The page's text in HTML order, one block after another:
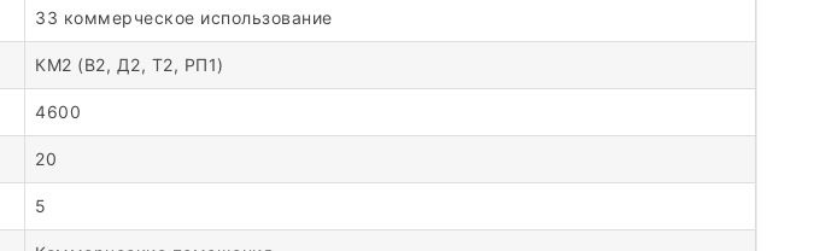
33 коммерческое использование
КМ2 (В2, Д2, Т2, РП1)
4600
20
5